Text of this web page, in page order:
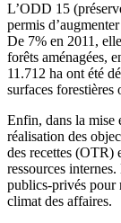
L’ODD 15
permis
De 7% en 2011,
forêts aménagées,
11.712 ha ont été
surfaces forestières
Enfin, dans la mise
réalisation des
des recettes (OTR)
ressources
publics-privés pour
climat des affaires.